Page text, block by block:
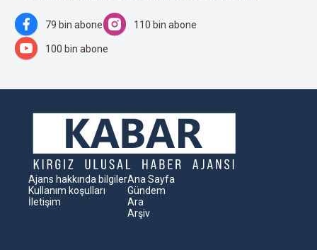
79 bin abone 110 bin abone
100 bin abone
Ajans hakkında bilgiler
Kullanım koşulları
İletişim
Ana Sayfa
Gündem
Ara
Arşiv